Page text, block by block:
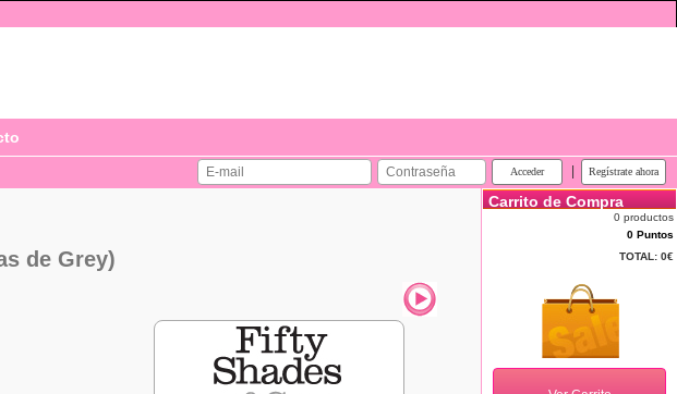
de Grey)
Carrito de Compra
0 productos
0 Puntos
TOTAL: 0€